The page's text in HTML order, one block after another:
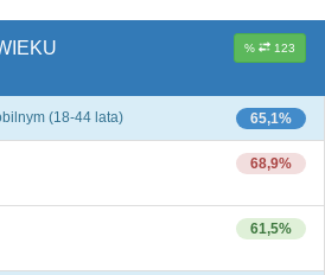
% 123
65,1%
(18-44 lata)
68,9%
61,5%